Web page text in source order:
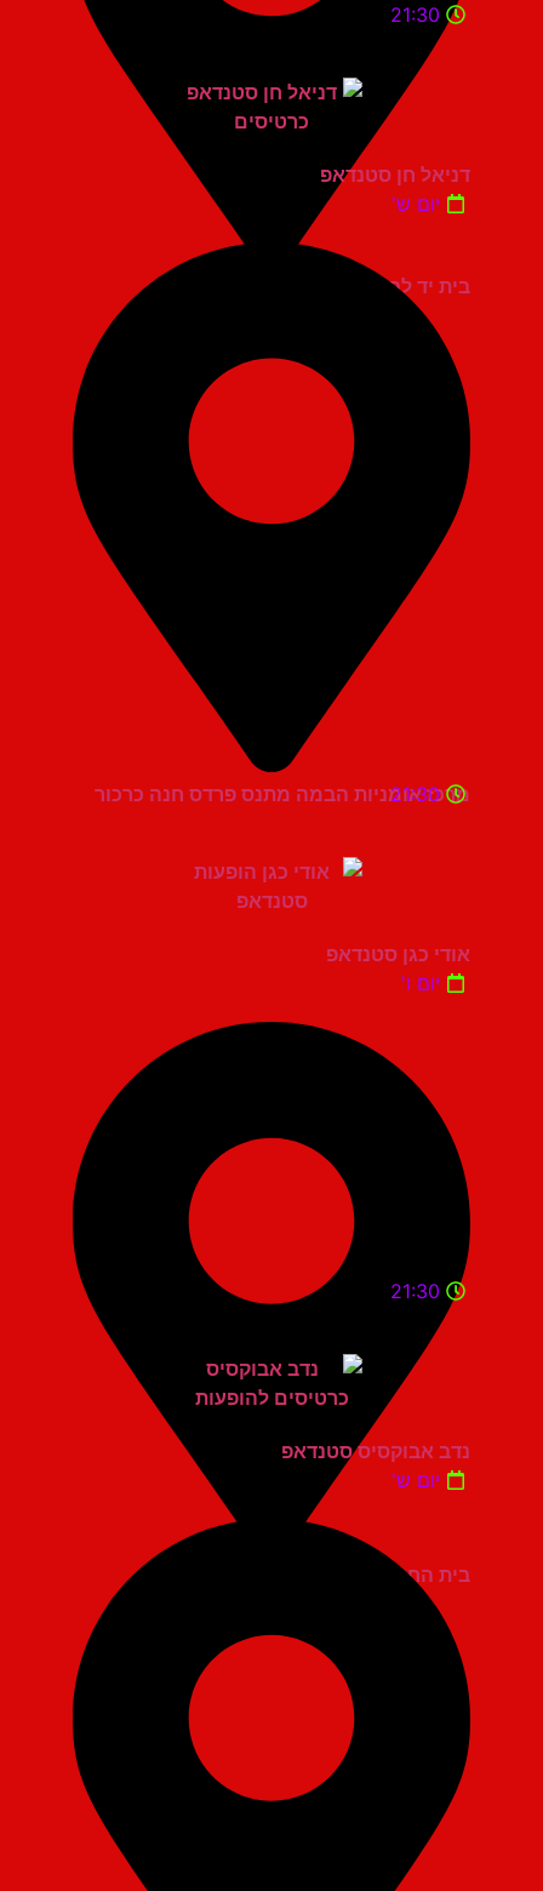
בית יד לבנים אשדוד
21:30
דניאל חן סטנדאפ
יום ש'
מרכז אומניות הבמה מתנס פרדס חנה כרכור
21:30
אודי כגן סטנדאפ
יום ו'
בית החייל תל אביב
21:30
נדב אבוקסיס סטנדאפ
יום ש'